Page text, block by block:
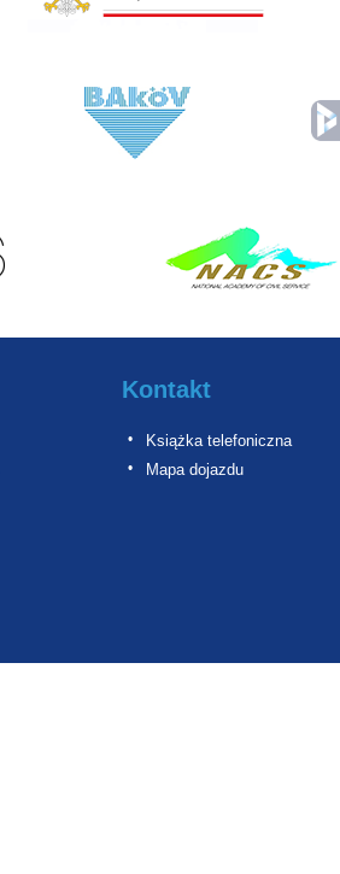
Kontakt
Książka telefoniczna
Mapa dojazdu